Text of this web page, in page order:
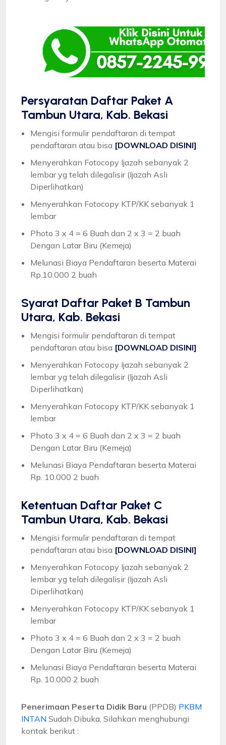
Persyaratan Daftar Paket A
Tambun Utara, Kab. Bekasi
Mengisi formulir pendaftaran di tempat
pendaftaran atau bisa [DOWNLOAD DISINI]
Menyerahkan Fotocopy Ijazah sebanyak 2
lembar yg telah dilegalisir (Ijazah Asli
Diperlihatkan)
Menyerahkan Fotocopy KTP/KK sebanyak 1
lembar
Photo 3 x 4 = 6 Buah dan 2 x 3 = 2 buah
Dengan Latar Biru (Kemeja)
Melunasi Biaya Pendaftaran beserta Materai
Rp.10.000 2 buah
Syarat Daftar Paket B Tambun
Utara, Kab. Bekasi
Mengisi formulir pendaftaran di tempat
pendaftaran atau bisa [DOWNLOAD DISINI]
Menyerahkan Fotocopy Ijazah sebanyak 2
lembar yg telah dilegalisir (Ijazah Asli
Diperlihatkan)
Menyerahkan Fotocopy KTP/KK sebanyak 1
lembar
Photo 3 x 4 = 6 Buah dan 2 x 3 = 2 buah
Dengan Latar Biru (Kemeja)
Melunasi Biaya Pendaftaran beserta Materai
Rp. 10.000 2 buah
Ketentuan Daftar Paket C
Tambun Utara, Kab. Bekasi
Mengisi formulir pendaftaran di tempat
pendaftaran atau bisa [DOWNLOAD DISINI]
Menyerahkan Fotocopy Ijazah sebanyak 2
lembar yg telah dilegalisir (Ijazah Asli
Diperlihatkan)
Menyerahkan Fotocopy KTP/KK sebanyak 1
lembar
Photo 3 x 4 = 6 Buah dan 2 x 3 = 2 buah
Dengan Latar Biru (Kemeja)
Melunasi Biaya Pendaftaran beserta Materai
Rp. 10.000 2 buah
Penerimaan Peserta Didik Baru (PPDB) PKBM
INTAN Sudah Dibuka, Silahkan menghubungi
kontak berikut :